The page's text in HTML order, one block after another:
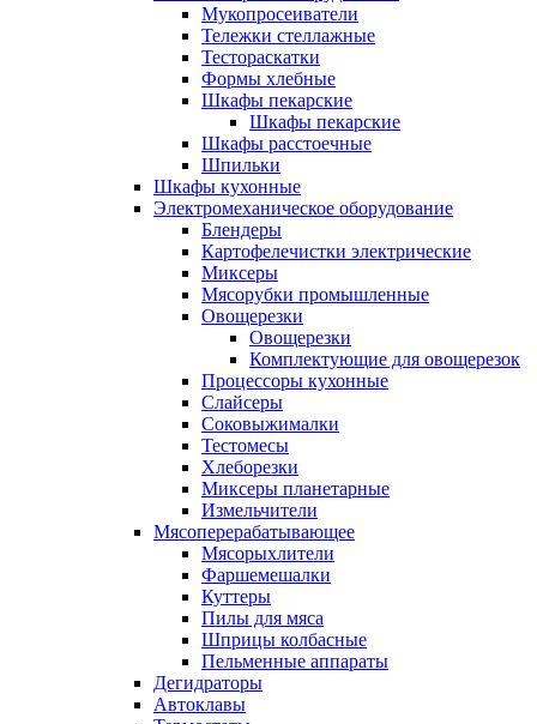
Мукопросеиватели
Тележки стеллажные
Тестораскатки
Формы хлебные
Шкафы пекарские
Шкафы пекарские
Шкафы расстоечные
Шпильки
Шкафы кухонные
Электромеханическое оборудование
Блендеры
Картофелечистки электрические
Миксеры
Мясорубки промышленные
Овощерезки
Овощерезки
Комплектующие для овощерезок
Процессоры кухонные
Слайсеры
Соковыжималки
Тестомесы
Хлеборезки
Миксеры планетарные
Измельчители
Мясоперерабатывающее
Мясорыхлители
Фаршемешалки
Куттеры
Пилы для мяса
Шприцы колбасные
Пельменные аппараты
Дегидраторы
Автоклавы